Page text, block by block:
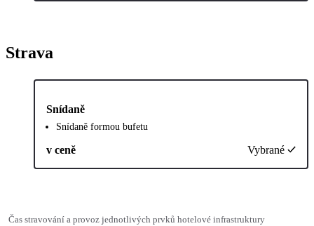
Strava
Snídaně
Snídaně formou bufetu
v ceně Vybrané
Čas stravování a provoz jednotlivých prvků hotelové infrastruktury